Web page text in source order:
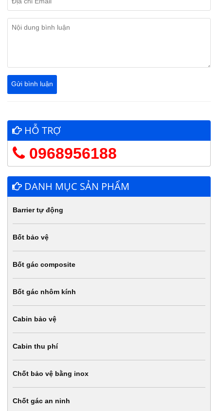
HỖ TRỢ
0968956188
DANH MỤC SẢN PHẨM
Barrier tự động
Bốt bảo vệ
Bốt gác composite
Bốt gác nhôm kính
Cabin bảo vệ
Cabin thu phí
Chốt bảo vệ bằng inox
Chốt gác an ninh